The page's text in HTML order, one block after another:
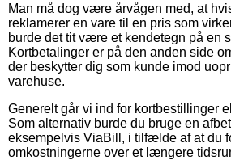
Man må dog være årvågen med, at
reklamerer en vare til en pris som
burde det tit være et kendetegn på en
Kortbetalinger er på den anden side
der beskytter dig som kunde imod
varehuse.
Generelt går vi ind for kortbestillinger
Som alternativ burde du bruge en
eksempelvis ViaBill, i tilfælde af at du
omkostningerne over et længere